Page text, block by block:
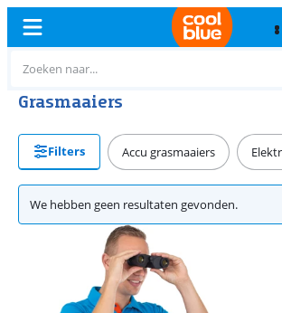
Grasmaaiers
Filters Accu grasmaaiers
We hebben geen resultaten gevonden.